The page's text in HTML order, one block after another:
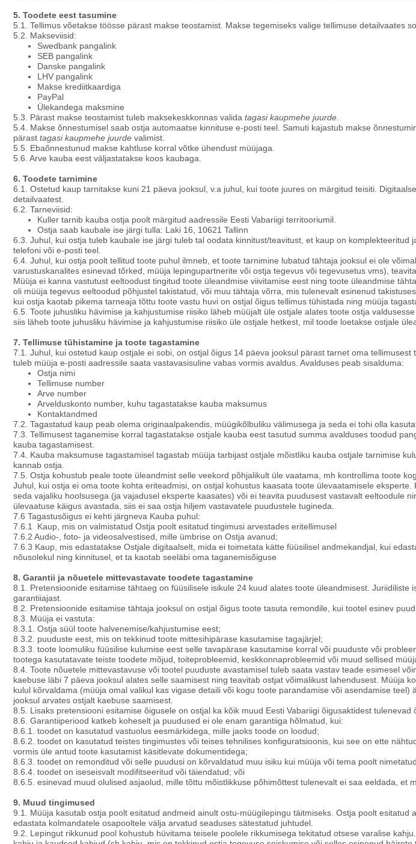
5. Toodete eest tasumine
5.1. Tellimus võetakse töösse pärast makse teostamist. Makse tegemiseks valige tellimuse detailvaates
5.2. Makseviisid:
Swedbank pangalink
SEB pangalink
Danske pangalink
LHV pangalink
Makse krediitkaardiga
PayPal
Ülekandega maksmine
5.3. Pärast makse teostamist tuleb maksekeskkonnas valida tagasi kaupmehe juurde
5.4. Makse õnnestumisel saab ostja automaatse kinnituse e-posti teel. Samuti kajastub makse
pärast tagasi kaupmehe juurde valimist.
5.5. Ebaõnnestunud makse kahtluse korral võtke ühendust müüjaga.
5.6. Arve kauba eest väljastatakse koos kaubaga.
6. Toodete tarnimine
6.1. Ostetud kaup tarnitakse kuni 21 päeva jooksul, v.a juhul, kui toote juures on märgitud teisiti.
detailvaatest.
6.2. Tarneviisid:
Kuller tarnib kauba ostja poolt märgitud aadressile Eesti Vabariigi territooriumil.
Ostja saab kaubale ise järgi tulla: Laki 16, 10621 Tallinn
6.3. Juhul, kui ostja tuleb kaubale ise järgi tuleb tal oodata kinnitust/teavitust, et kaup on komplekteeritud
telefoni või e-posti teel.
6.4. Juhul, kui ostja poolt tellitud toote puhul ilmneb, et toote tarnimine lubatud tähtaja jooksul ei ole
varustuskanalites esinevad tõrked, müüja lepingupartnerite või ostja tegevus või tegevusetus vms),
Müüja ei kanna vastutust eeltoodust tingitud toote üleandmise viivitamise eest ning toote üleandmise
oli müüja tegevus eeltoodud põhjustel takistatud, või muu tähtaja võrra, mis tulenevalt esinenud
kui ostja kaotab pikema tarneaja tõttu toote vastu huvi on ostjal õigus tellimus tühistada ning müüja
6.5. Toote juhusliku hävimise ja kahjustumise riisiko läheb müüjalt üle ostjale alates toote ostja
siis läheb toote juhusliku hävimise ja kahjustumise riisiko üle ostjale hetkest, mil toode loetakse ostjale
7. Tellimuse tühistamine ja toote tagastamine
7.1. Juhul, kui ostetud kaup ostjale ei sobi, on ostjal õigus 14 päeva jooksul pärast tarnet oma
tuleb müüja e-posti aadressile saata vastavasisuline vabas vormis avaldus. Avalduses peab sisalduma:
Ostja nimi
Tellimuse number
Arve number
Arvelduskonto number, kuhu tagastatakse kauba maksumus
Kontaktandmed
7.2. Tagastatud kaup peab olema originaalpakendis, müügikõlbuliku välimusega ja seda ei tohi olla
7.3. Tellimusest taganemise korral tagastatakse ostjale kauba eest tasutud summa avalduses toodud
kauba tagastamisest.
7.4. Kauba maksumuse tagastamisel tagastab müüja tarbijast ostjale mõistliku kauba ostjale tarnimise
kannab ostja.
7.5. Ostja kohustub peale toote üleandmist selle veekord põhjalikult üle vaatama, mh kontrollima toote
Juhul, kui ostja ei oma toote kohta eriteadmisi, on ostjal kohustus kaasata toote ülevaatamisele
seda vajaliku hoolsusega (ja vajadusel eksperte kaasates) või ei teavita puudusest vastavalt eeltoodule
ülevaatuse käigus avastada, siis ei saa ostja hiljem vastavatele puudustele tugineda.
7.6 Tagastusõigus ei kehti järgneva Kauba puhul:
7.6.1 Kaup, mis on valmistatud Ostja poolt esitatud tingimusi arvestades eritellimusel
7.6.2 Audio-, foto- ja videosalvestised, mille ümbrise on Ostja avanud;
7.6.3 Kaup, mis edastatakse Ostjale digitaalselt, mida ei toimetata kätte füüsilisel andmekandjal, kui
nõusolekul ning kinnitusel, et ta kaotab seeläbi oma taganemisõiguse
8. Garantii ja nõuetele mittevastavate toodete tagastamine
8.1. Pretensioonide esitamise tähtaeg on füüsilisele isikule 24 kuud alates toote üleandmisest. Juriidiliste
garantiiajast.
8.2. Pretensioonide esitamise tähtaja jooksul on ostjal õigus toote tasuta remondile, kui tootel esinev
8.3. Müüja ei vastuta:
8.3.1. Ostja süül toote halvenemise/kahjustumise eest;
8.3.2. puuduste eest, mis on tekkinud toote mittesihipärase kasutamise tagajärjel;
8.3.3. toote loomuliku füüsilise kulumise eest selle tavapärase kasutamise korral või puuduste või
tootega kasutatavate teiste toodete mõjud, toiteprobleemid, keskkonnaprobleemid või muud sellised
8.4. Toote nõuetele mittevastavuse või tootel puuduste avastamisel tuleb saata vastav teade esimesel
kaebuse läbi 7 päeva jooksul alates selle saamisest ning teavitab ostjat võimalikust lahendusest. Müüja
kulul kõrvaldama (müüja omal valikul kas vigase detaili või kogu toote parandamise või asendamise teel)
jooksul arvates ostjalt kaebuse saamisest.
8.5. Lisaks pretensiooni esitamise õigusele on ostjal ka kõik muud Eesti Vabariigi õigusaktidest tulenevad
8.6. Garantiiperiood katkeb koheselt ja puudused ei ole enam garantiiga hõlmatud, kui:
8.6.1. toodet on kasutatud vastuolus eesmärkidega, mille jaoks toode on loodud;
8.6.2. toodet on kasutatud teistes tingimustes või teises tehnilises konfiguratsioonis, kui see on ette
vormis üle antud toote kasutamist käsitlevate dokumentidega;
8.6.3. toodet on remonditud või selle puudusi on kõrvaldatud muu isiku kui müüja või tema poolt
8.6.4. toodet on iseseisvalt modifitseeritud või täiendatud; või
8.6.5. esinevad muud olulised asjaolud, mille tõttu mõistlikkuse põhimõttest tulenevalt ei saa eeldada, et
9. Muud tingimused
9.1. Müüja kasutab ostja poolt esitatud andmeid ainult ostu-müügilepingu täitmiseks. Ostja poolt esitatud
edastata kolmandatele osapooltele välja arvatud seaduses sätestatud juhtudel.
9.2. Lepingut rikkunud pool kohustub hüvitama teisele poolele rikkumisega tekitatud otsese varalise